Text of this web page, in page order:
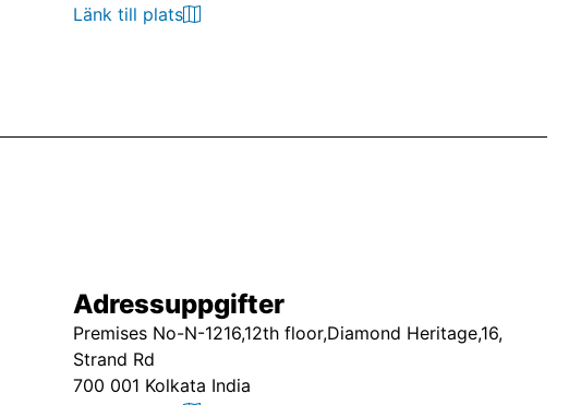
Länk till plats
Adressuppgifter
Premises No-N-1216,12th floor,Diamond Heritage,16,
Strand Rd
700 001 Kolkata India